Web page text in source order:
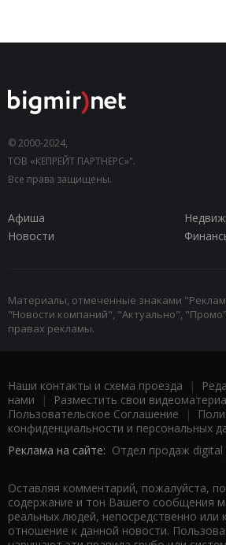
© 2000-2024,
ТОВ «КЕПРЕЙТ ПАРТНЕРС»".
Все права защищены.
Афиша
Новости
Материалы, отмеченные знаками
"Новости компаний", "Актуально",
правах рекламы.
Наши контакты и схема проезда |
нами | Разместить свои
Пользовательское Соглашение |
конфиденциальности и персональных
Реклама на сайте: Отдел продаж digital
Оставляя комментарий, пожалуйста,
содержание и тон Вашего сообщения
реальных людей, непосредственно
отношение к данной новости.